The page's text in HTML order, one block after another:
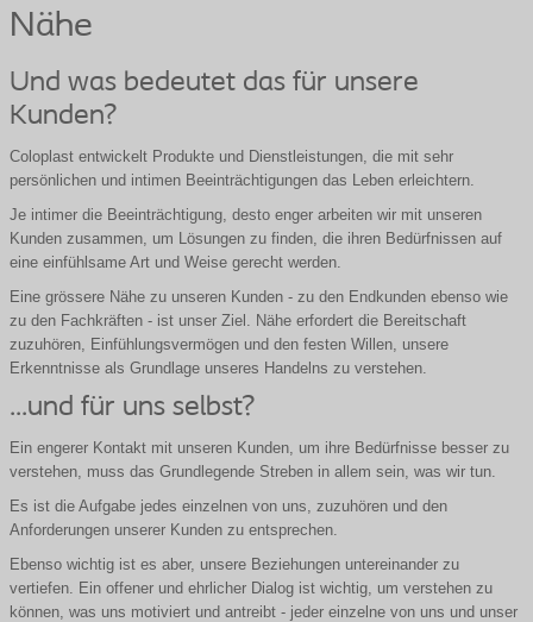
Nähe
Und was bedeutet das für unsere
Kunden?
Coloplast entwickelt Produkte und Dienstleistungen, die mit sehr
persönlichen und intimen Beeinträchtigungen das Leben erleichtern.
Je intimer die Beeinträchtigung, desto enger arbeiten wir mit unseren
Kunden zusammen, um Lösungen zu finden, die ihren Bedürfnissen auf
eine einfühlsame Art und Weise gerecht werden.
Eine grössere Nähe zu unseren Kunden - zu den Endkunden ebenso wie
zu den Fachkräften - ist unser Ziel. Nähe erfordert die Bereitschaft
zuzuhören, Einfühlungsvermögen und den festen Willen, unsere
Erkenntnisse als Grundlage unseres Handelns zu verstehen.
...und für uns selbst?
Ein engerer Kontakt mit unseren Kunden, um ihre Bedürfnisse besser zu
verstehen, muss das Grundlegende Streben in allem sein, was wir tun.
Es ist die Aufgabe jedes einzelnen von uns, zuzuhören und den
Anforderungen unserer Kunden zu entsprechen.
Ebenso wichtig ist es aber, unsere Beziehungen untereinander zu
vertiefen. Ein offener und ehrlicher Dialog ist wichtig, um verstehen zu
können, was uns motiviert und antreibt - jeder einzelne von uns und unser